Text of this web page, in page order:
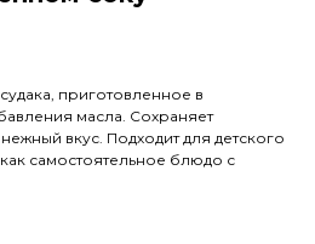
приготовленное в
масла. Сохраняет
вкус. Подходит для детского
самостоятельное блюдо с